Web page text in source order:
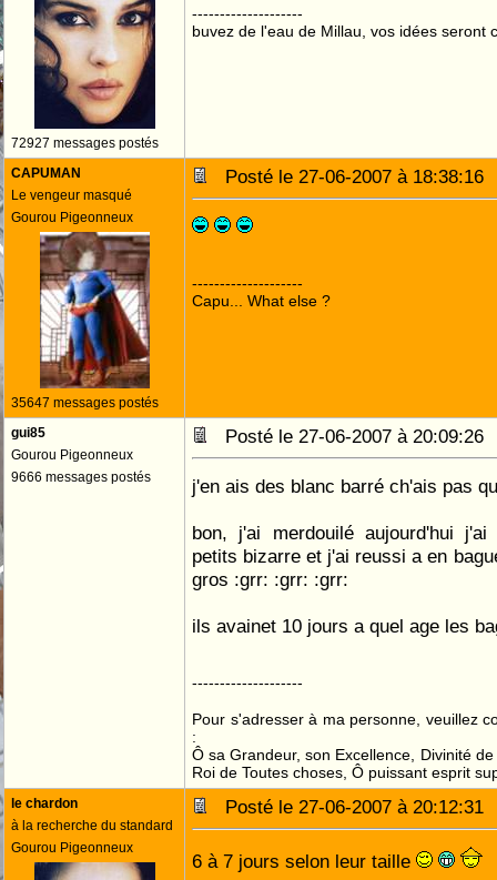
72927 messages postés
--------------------
buvez de l'eau de Millau, vos idées seront
CAPUMAN
Le vengeur masqué
Gourou Pigeonneux
35647 messages postés
Posté le 27-06-2007 à
--------------------
Capu... What else ?
gui85
Gourou Pigeonneux
9666 messages postés
Posté le 27-06-2007 à
j'en ais des blanc barré ch'ais pas
bon, j'ai merdouilé aujourd'hui
petits bizarre et j'ai reussi a en
gros :grr: :grr: :grr:
ils avainet 10 jours a quel age les
--------------------
Pour s'adresser à ma personne, veuillez
:
Ô sa Grandeur, son Excellence, Divinité
Roi de Toutes choses, Ô puissant esprit
le chardon
à la recherche du standard
Gourou Pigeonneux
Posté le 27-06-2007 à
6 à 7 jours selon leur taille